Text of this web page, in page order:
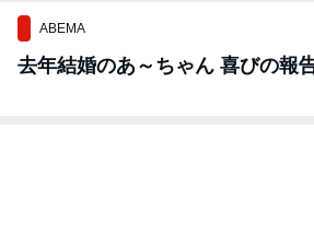
ABEMA
去年結婚のあ～ちゃん 喜びの報